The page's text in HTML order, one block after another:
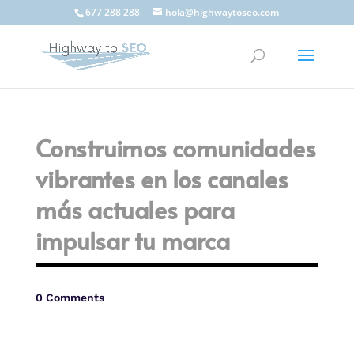
677 288 288 hola@highwaytoseo.com
Construimos comunidades
vibrantes en los canales
más actuales para
impulsar tu marca
0 Comments